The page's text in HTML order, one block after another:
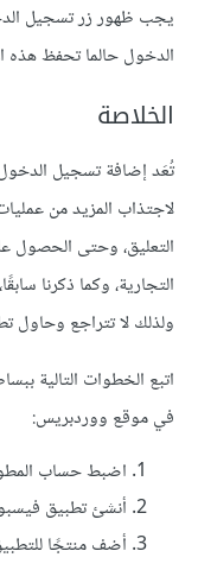
يجب ظهور زر تسجيل
الدخول حالما تحفظ هذه
الخلاصة
تُعَد إضافة تسجيل
لاجتذاب المزيد من
التعليق، وحتى الحصول
التجارية، وكما ذكرنا
ولذلك لا تتراجع وحاول
اتبع الخطوات التالية
في موقع ووردبريس:
اضبط حساب
أنشئ تطبيق
أضف منتجًا